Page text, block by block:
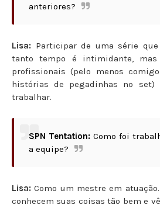
anteriores?
Lisa: Participar de uma série
tanto tempo é intimidante,
profissionais (pelo menos
histórias de pegadinhas no set)
trabalhar.
SPN Tentation: Como foi
a equipe?
Lisa:Como um mestre em
conhecem suas coisas tão bem e